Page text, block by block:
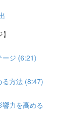
ジ (6:21)
方法 (8:47)
力を高める